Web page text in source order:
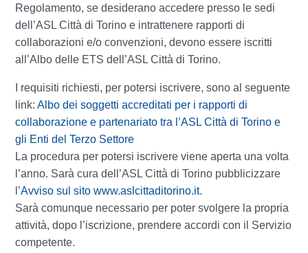
Regolamento, se desiderano accedere presso le sedi
dell’ASL Città di Torino e intrattenere rapporti di
collaborazioni e/o convenzioni, devono essere iscritti
all’Albo delle ETS dell’ASL Città di Torino.
I requisiti richiesti, per potersi iscrivere, sono al seguente
link:Albo dei soggetti accreditati per i rapporti di
collaborazione e partenariato tra l’ASL Città di Torino e
gli Enti del Terzo Settore
La procedura per potersi iscrivere viene aperta una volta
l’anno. Sarà cura dell’ASL Città di Torino pubblicizzare
l’Avviso sul sito www.aslcittaditorino.it.
Sarà comunque necessario per poter svolgere la propria
attività, dopo l’iscrizione, prendere accordi con il Servizio
competente.